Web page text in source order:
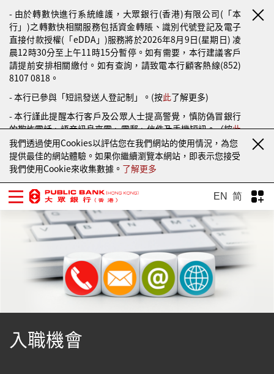
- 由於轉數快進行系統維護，大眾銀行(香港)有限公司(「本
行」)之轉數快相關服務包括資金轉賬、識別代號登記及電子
直接付款授權(「eDDA」)服務將於2026年8月9日(星期日) 凌
晨12時30分至上午11時15分暫停。如有需要，本行建議客戶
請提前安排相關繳付。如有查詢，請致電本行顧客熱線(852)
8107 0818。
- 本行已參與「短訊發送人登記制」。(按此了解更多)
- 本行謹此提醒本行客戶及公眾人士提高警覺，慎防偽冒銀行
的欺詐電話、語音訊息來電、電郵、信件及手機短訊。（按此
了解更多）
我們透過使用Cookies以評估您在我們網站的使用情況，為您
提供最佳的網站體驗。如果你繼續瀏覽本網站，即表示您接受
我們使用Cookie來收集數據。 了解更多
EN 简
入職機會